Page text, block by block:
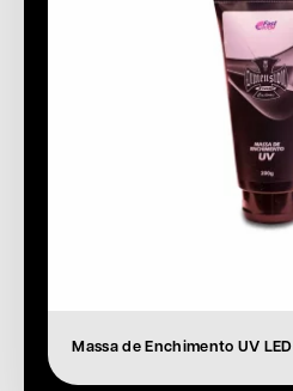
Massa de Enchimento UV LED